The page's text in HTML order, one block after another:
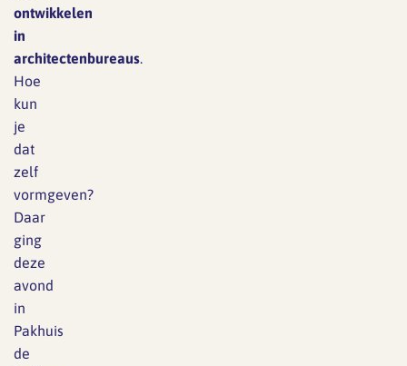
ontwikkelen
in
architectenbureaus.
Hoe
kun
je
dat
zelf
vormgeven?
Daar
ging
deze
avond
in
Pakhuis
de